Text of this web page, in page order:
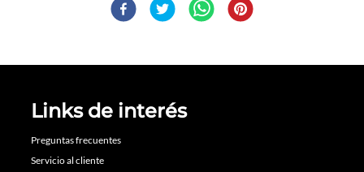
Links de interés
Preguntas frecuentes
Servicio al cliente